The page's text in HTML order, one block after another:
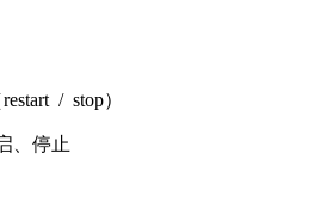
/ stop）
、停止